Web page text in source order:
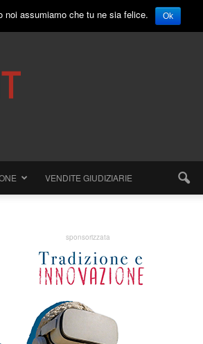
VENDITE GIUDIZIARIE
sponsorizzata
assumiamo che tu ne sia felice. Ok